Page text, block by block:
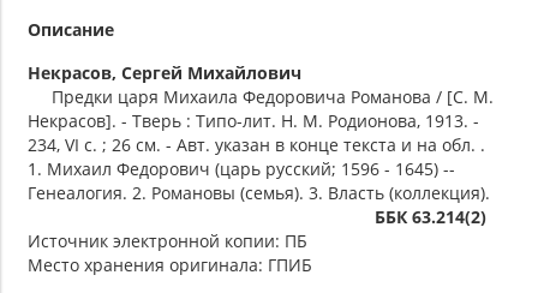
Описание
Некрасов, Сергей Михайлович
Предки царя Михаила Федоровича Романова / [С. М.
Некрасов]. - Тверь : Типо-лит. Н. М. Родионова, 1913. -
234, VI с. ; 26 см. - Авт. указан в конце текста и на обл. .
1. Михаил Федорович (царь русский; 1596 - 1645) --
Генеалогия. 2. Романовы (семья). 3. Власть (коллекция).
ББК 63.214(2)
Источник электронной копии: ПБ
Место хранения оригинала: ГПИБ